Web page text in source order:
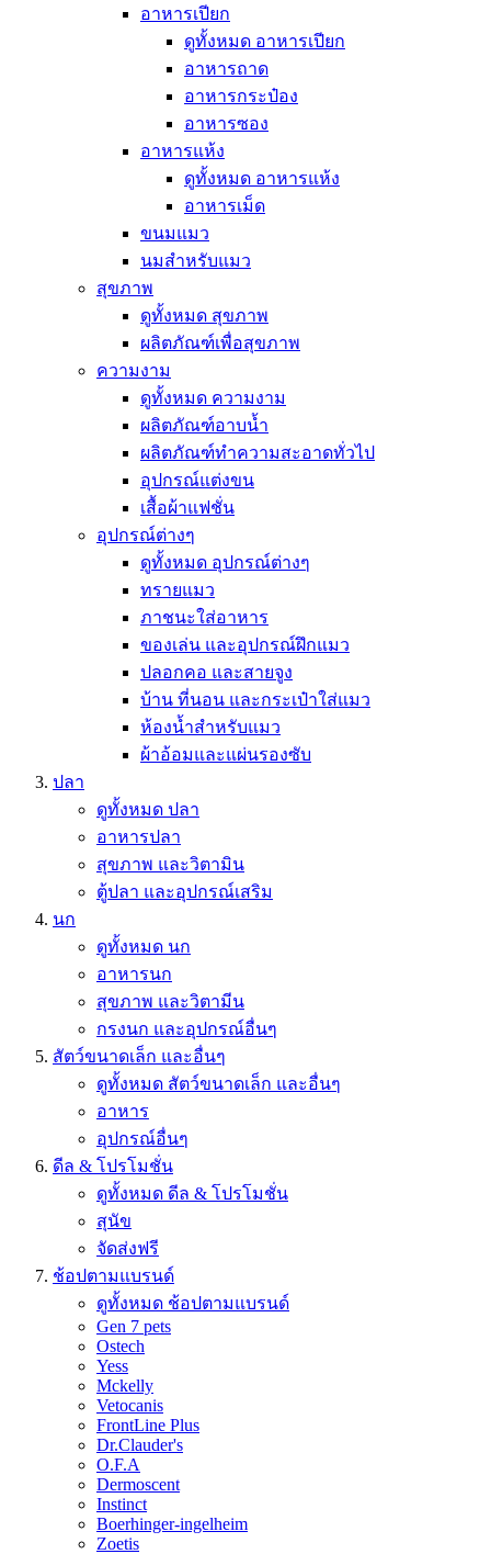
อาหารเปียก
ดูทั้งหมด อาหารเปียก
อาหารถาด
อาหารกระป๋อง
อาหารซอง
อาหารแห้ง
ดูทั้งหมด อาหารแห้ง
อาหารเม็ด
ขนมแมว
นมสำหรับแมว
สุขภาพ
ดูทั้งหมด สุขภาพ
ผลิตภัณฑ์เพื่อสุขภาพ
ความงาม
ดูทั้งหมด ความงาม
ผลิตภัณฑ์อาบน้ำ
ผลิตภัณฑ์ทำความสะอาดทั่วไป
อุปกรณ์แต่งขน
เสื้อผ้าแฟชั่น
อุปกรณ์ต่างๆ
ดูทั้งหมด อุปกรณ์ต่างๆ
ทรายแมว
ภาชนะใส่อาหาร
ของเล่น และอุปกรณ์ฝึกแมว
ปลอกคอ และสายจูง
บ้าน ที่นอน และกระเป๋าใส่แมว
ห้องน้ำสำหรับแมว
ผ้าอ้อมและแผ่นรองซับ
ปลา
ดูทั้งหมด ปลา
อาหารปลา
สุขภาพ และวิตามิน
ตู้ปลา และอุปกรณ์เสริม
นก
ดูทั้งหมด นก
อาหารนก
สุขภาพ และวิตามีน
กรงนก และอุปกรณ์อื่นๆ
สัตว์ขนาดเล็ก และอื่นๆ
ดูทั้งหมด สัตว์ขนาดเล็ก และอื่นๆ
อาหาร
อุปกรณ์อื่นๆ
ดีล & โปรโมชั่น
ดูทั้งหมด ดีล & โปรโมชั่น
สุนัข
จัดส่งฟรี
ช้อปตามแบรนด์
ดูทั้งหมด ช้อปตามแบรนด์
Gen 7 pets
Ostech
Yess
Mckelly
Vetocanis
FrontLine Plus
Dr.Clauder's
O.F.A
Dermoscent
Instinct
Boerhinger-ingelheim
Zoetis